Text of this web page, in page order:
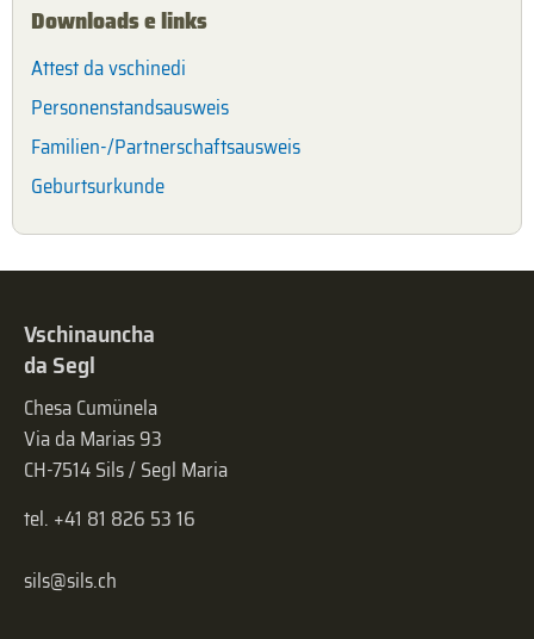
Downloads e links
Attest da vschinedi
Personenstandsausweis
Familien-/Partnerschaftsausweis
Geburtsurkunde
Vschinauncha
da Segl
Chesa Cumünela
Via da Marias 93
CH-7514 Sils / Segl Maria
tel. +41 81 826 53 16
sils@sils.ch